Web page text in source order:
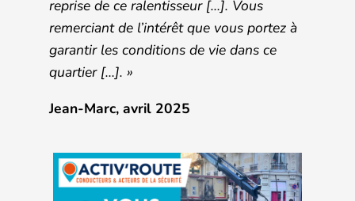
reprise de ce ralentisseur […]. Vous
remerciant de l’intérêt que vous portez à
garantir les conditions de vie dans ce
quartier […]. »
Jean-Marc, avril 2025